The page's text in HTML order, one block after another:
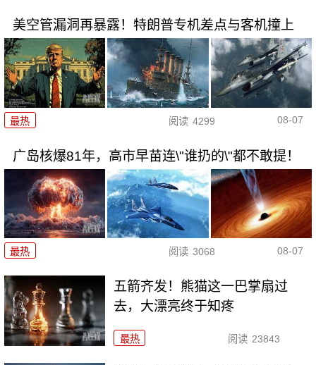
美空管漏洞再暴露！特朗普专机差点与客机撞上
最热 阅读 4299 08-07
广岛核爆81年，高市早苗连\"谁扔的\"都不敢提！
最热 阅读 3068 08-07
五箭齐发！熊猫这一巴掌扇过
去，大漂亮终于知疼
最热 阅读 23843